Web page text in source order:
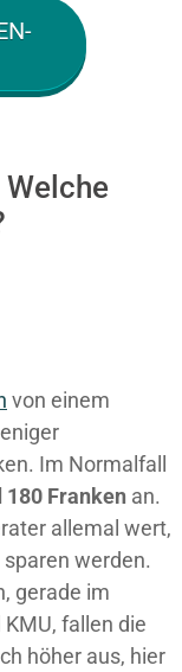
von einem
Im Normalfall
180 Franken an.
allemal wert,
werden.
gerade im
fallen die
höher aus, hier